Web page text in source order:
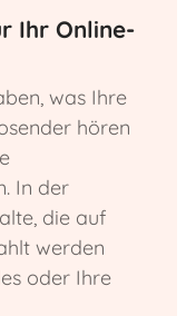
Ihr Online-
was Ihre
hören
In der
die auf
werden
oder Ihre